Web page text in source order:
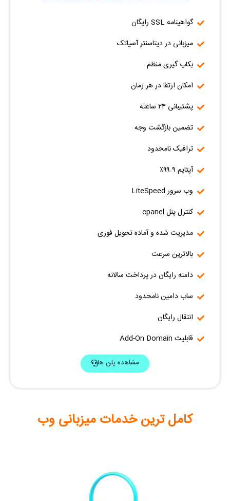
گواهینامه SSL رایگان
میزبانی در دیتاسنتر آسیاتک
بکاپ گیری منظم
امکان ارتقا در هر زمان
پشتیبانی ۲۴ ساعته
تضمین بازگشت وجه
ترافیک نامحدود
آپتایم ۹۹.۹٪
وب سرور LiteSpeed
کنترل پنل cpanel
مدیریت شده و آماده تحویل فوری
بالاترین سرعت
دامنه رایگان در پرداخت سالانه
ساب دامین نامحدود
انتقال رایگان
قابلیت Add-On Domain
مشاهده پلن ها
کامل ترین خدمات میزبانی وب